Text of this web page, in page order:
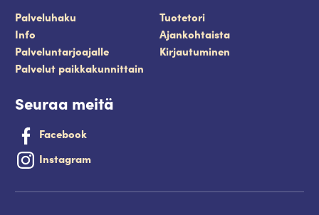
Palveluhaku
Tuotetori
Info
Ajankohtaista
Palveluntarjoajalle
Kirjautuminen
Palvelut paikkakunnittain
Seuraa meitä
Facebook
Instagram